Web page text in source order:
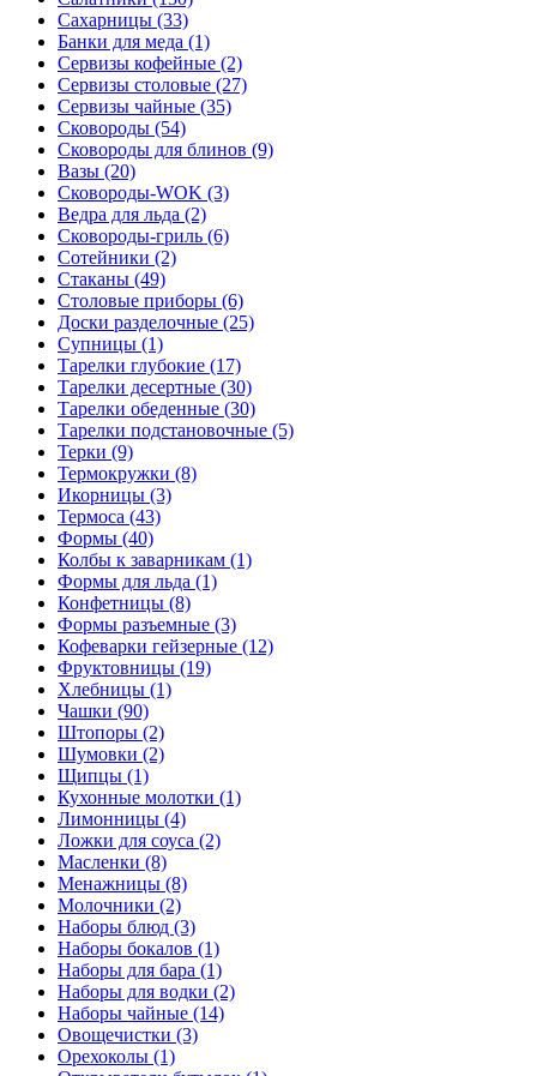
Сахарницы (33)
Банки для меда (1)
Сервизы кофейные (2)
Сервизы столовые (27)
Сервизы чайные (35)
Сковороды (54)
Сковороды для блинов (9)
Вазы (20)
Сковороды-WOK (3)
Ведра для льда (2)
Сковороды-гриль (6)
Сотейники (2)
Стаканы (49)
Столовые приборы (6)
Доски разделочные (25)
Супницы (1)
Тарелки глубокие (17)
Тарелки десертные (30)
Тарелки обеденные (30)
Тарелки подстановочные (5)
Терки (9)
Термокружки (8)
Икорницы (3)
Термоса (43)
Формы (40)
Колбы к заварникам (1)
Формы для льда (1)
Конфетницы (8)
Формы разъемные (3)
Кофеварки гейзерные (12)
Фруктовницы (19)
Хлебницы (1)
Чашки (90)
Штопоры (2)
Шумовки (2)
Щипцы (1)
Кухонные молотки (1)
Лимонницы (4)
Ложки для соуса (2)
Масленки (8)
Менажницы (8)
Молочники (2)
Наборы блюд (3)
Наборы бокалов (1)
Наборы для бара (1)
Наборы для водки (2)
Наборы чайные (14)
Овощечистки (3)
Орехоколы (1)